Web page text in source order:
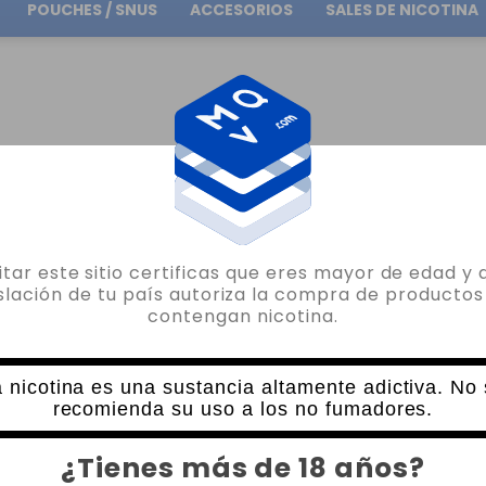
este sitio certificas que eres mayor de edad y
de tu país autoriza la compra de productos
contengan nicotina.
nicotina es una sustancia altamente adictiva. No
recomienda su uso a los no fumadores.
¿Tienes más de 18 años?
Envío gratuitoen pedidos superiores a 30.00€
POUCHES / SNUS ACCESORIOS SALES DE NICOTINA
SALES DE NICOTINA DINNER LADY LYCHEE ICE 10ML
DINNER LADY
SALES DE NICOTINA DINNER LADY
0 VALORACIONES
6,35€
NICOTINA CANTIDAD
- +